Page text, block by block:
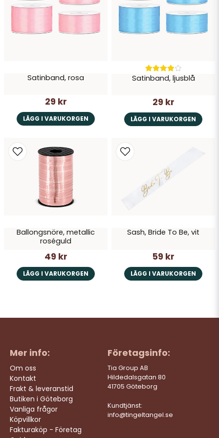
Kan återanvändas
✨ En oumbärlig dekoration för dig som vill skapa ett
sagolikt bröllop – och ett lika magiskt minne!
Satinband, rosa
29 kr
LÄGG I VARUKORGEN
Satinband, ljusblå
29 kr
LÄGG I VARUKORGEN
Ballongsnöre, metallic
roséguld
49 kr
LÄGG I VARUKORGEN
Sash, Bride To Be, vit
59 kr
LÄGG I VARUKORGEN
Mer info:
Om oss
Kontakt
Frakt & leveranstid
Butiken i Göteborg
Vanliga frågor
Köpvillkor
Fakturaköp - Företag
Företagsinfo:
Tia Group AB
Hildedalsgatan 80
41705 Göteborg
Kundtjänst:
info@tingeltangel.se